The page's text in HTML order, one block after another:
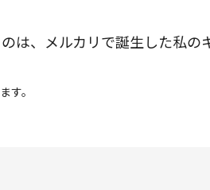
は、メルカリで誕生した私の
す。